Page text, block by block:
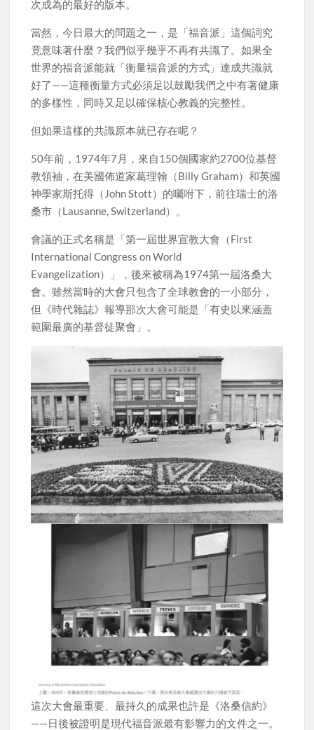
次成為的最好的版本。
當然，今日最大的問題之一，是「福音派」這個詞究
竟意味著什麼？我們似乎幾乎不再有共識了。如果全
世界的福音派能就「衡量福音派的方式」達成共識就
好了——這種衡量方式必須足以鼓勵我們之中有著健康
的多樣性，同時又足以確保核心教義的完整性。
但如果這樣的共識原本就已存在呢？
50年前，1974年7月，來自150個國家約2700位基督
教領袖，在美國佈道家葛理翰（Billy Graham）和英國
神學家斯托得（John Stott）的囑咐下，前往瑞士的洛
桑市（Lausanne, Switzerland）。
會議的正式名稱是「第一屆世界宣教大會（First
International Congress on World
Evangelization）」，後來被稱為1974第一屆洛桑大
會。雖然當時的大會只包含了全球教會的一小部分，
但《時代雜誌》報導那次大會可能是「有史以來涵蓋
範圍最廣的基督徒聚會」。
這次大會最重要、最持久的成果也許是《洛桑信約》
——日後被證明是現代福音派最有影響力的文件之一。